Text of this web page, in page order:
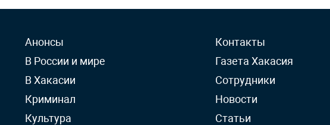
Анонсы
В России и мире
В Хакасии
Криминал
Культура
Контакты
Газета Хакасия
Сотрудники
Новости
Статьи